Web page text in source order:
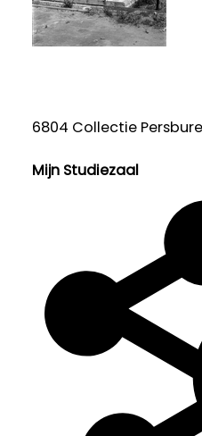
6804 Collectie
Mijn Studiezaal